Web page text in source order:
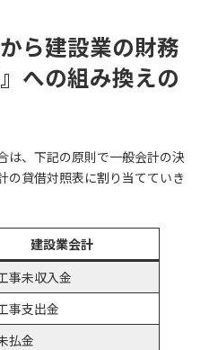
ら建設業の財務
への組み換えの
は、下記の原則で一般会計の決
の貸借対照表に割り当てていき
建設業会計
事未収入金
事支出金
払金